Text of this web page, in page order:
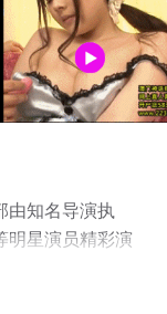
由知名导演执
明星演员精彩演
整版综艺节目